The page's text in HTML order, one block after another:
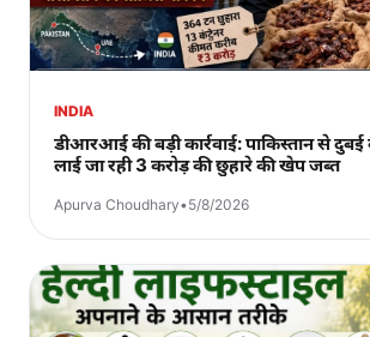
INDIA
डीआरआई की बड़ी कार्रवाई: पाकिस्तान से दुबई
लाई जा रही 3 करोड़ की छुहारे की खेप जब्त
Apurva Choudhary•5/8/2026